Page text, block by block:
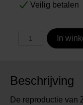
Veilig betalen
In
Beschrijving
De reproductie van